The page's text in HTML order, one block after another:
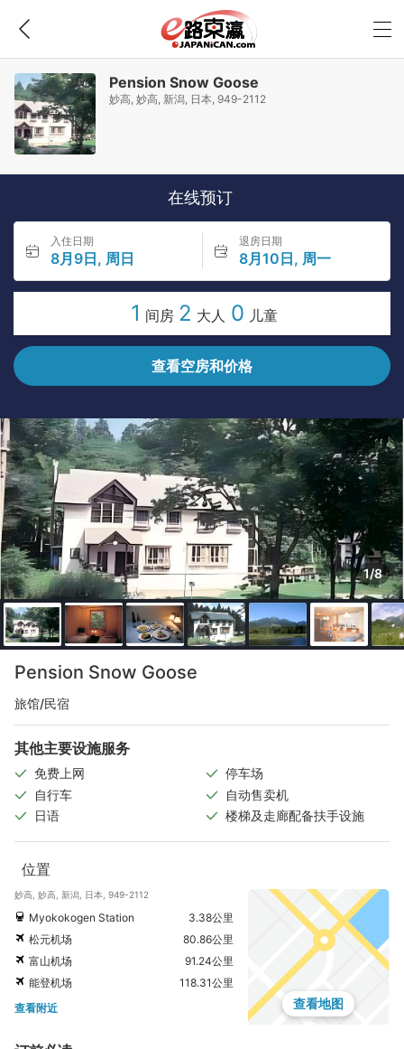
Pension Snow Goose
妙高, 妙高, 新潟, 日本, 949-2112
在线预订
入住日期
8月9日, 周日
退房日期
8月10日, 周一
1 间房 2 大人 0 儿童
查看空房和价格
1/8
Pension Snow Goose
旅馆/民宿
其他主要设施服务
免费上网
停车场
自行车
自动售卖机
日语
楼梯及走廊配备扶手设施
位置
妙高, 妙高, 新潟, 日本, 949-2112
Myokokogen Station
3.38公里
松元机场
80.86公里
富山机场
91.24公里
能登机场
118.31公里
查看附近
查看地图